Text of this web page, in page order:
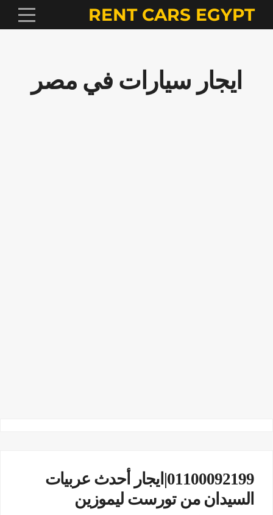
RENT CARS EGYPT
ايجار سيارات في مصر
01100092199|ايجار أحدث عربيات
السيدان من تورست ليموزين